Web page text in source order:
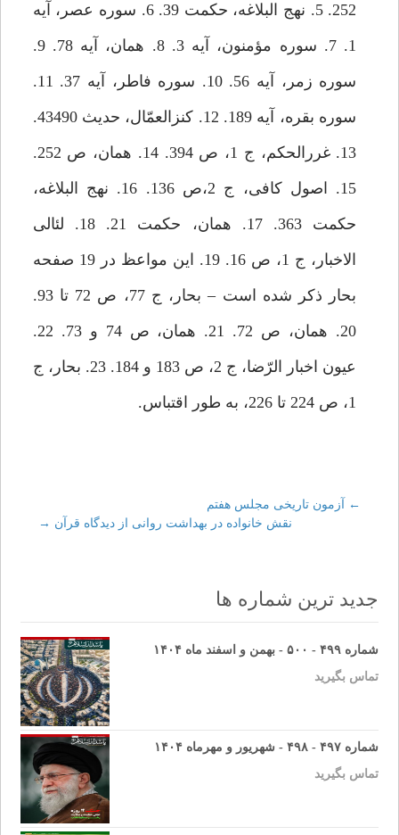
252. 5. نهج البلاغه، حكمت 39. 6. سوره عصر، آيه
1. 7. سوره مؤمنون، آيه 3. 8. همان، آيه 78. 9.
سوره زمر، آيه 56. 10. سوره فاطر، آيه 37. 11.
سوره بقره، آيه 189. 12. كنزالعمّال، حديث 43490.
13. غررالحكم، ج 1، ص 394. 14. همان، ص 252.
15. اصول كافى، ج 2،ص 136. 16. نهج البلاغه،
حكمت 363. 17. همان، حكمت 21. 18. لئالى
الاخبار، ج 1، ص 16. 19. اين مواعظ در 19 صفحه
بحار ذكر شده است – بحار، ج 77، ص 72 تا 93.
20. همان، ص 72. 21. همان، ص 74 و 73. 22.
عيون اخبار الرّضا، ج 2، ص 183 و 184. 23. بحار، ج
1، ص 224 تا 226، به طور اقتباس.
Post
←
آزمون تاريخى مجلس هفتم‏
نقش خانواده در بهداشت روانى از ديدگاه قرآن →
جدید ترین شماره ها
شماره ۴۹۹ - ۵۰۰ - بهمن و اسفند ماه ۱۴۰۴
تماس بگیرید
شماره ۴۹۷ - ۴۹۸ - شهریور و مهرماه ۱۴۰۴
تماس بگیرید